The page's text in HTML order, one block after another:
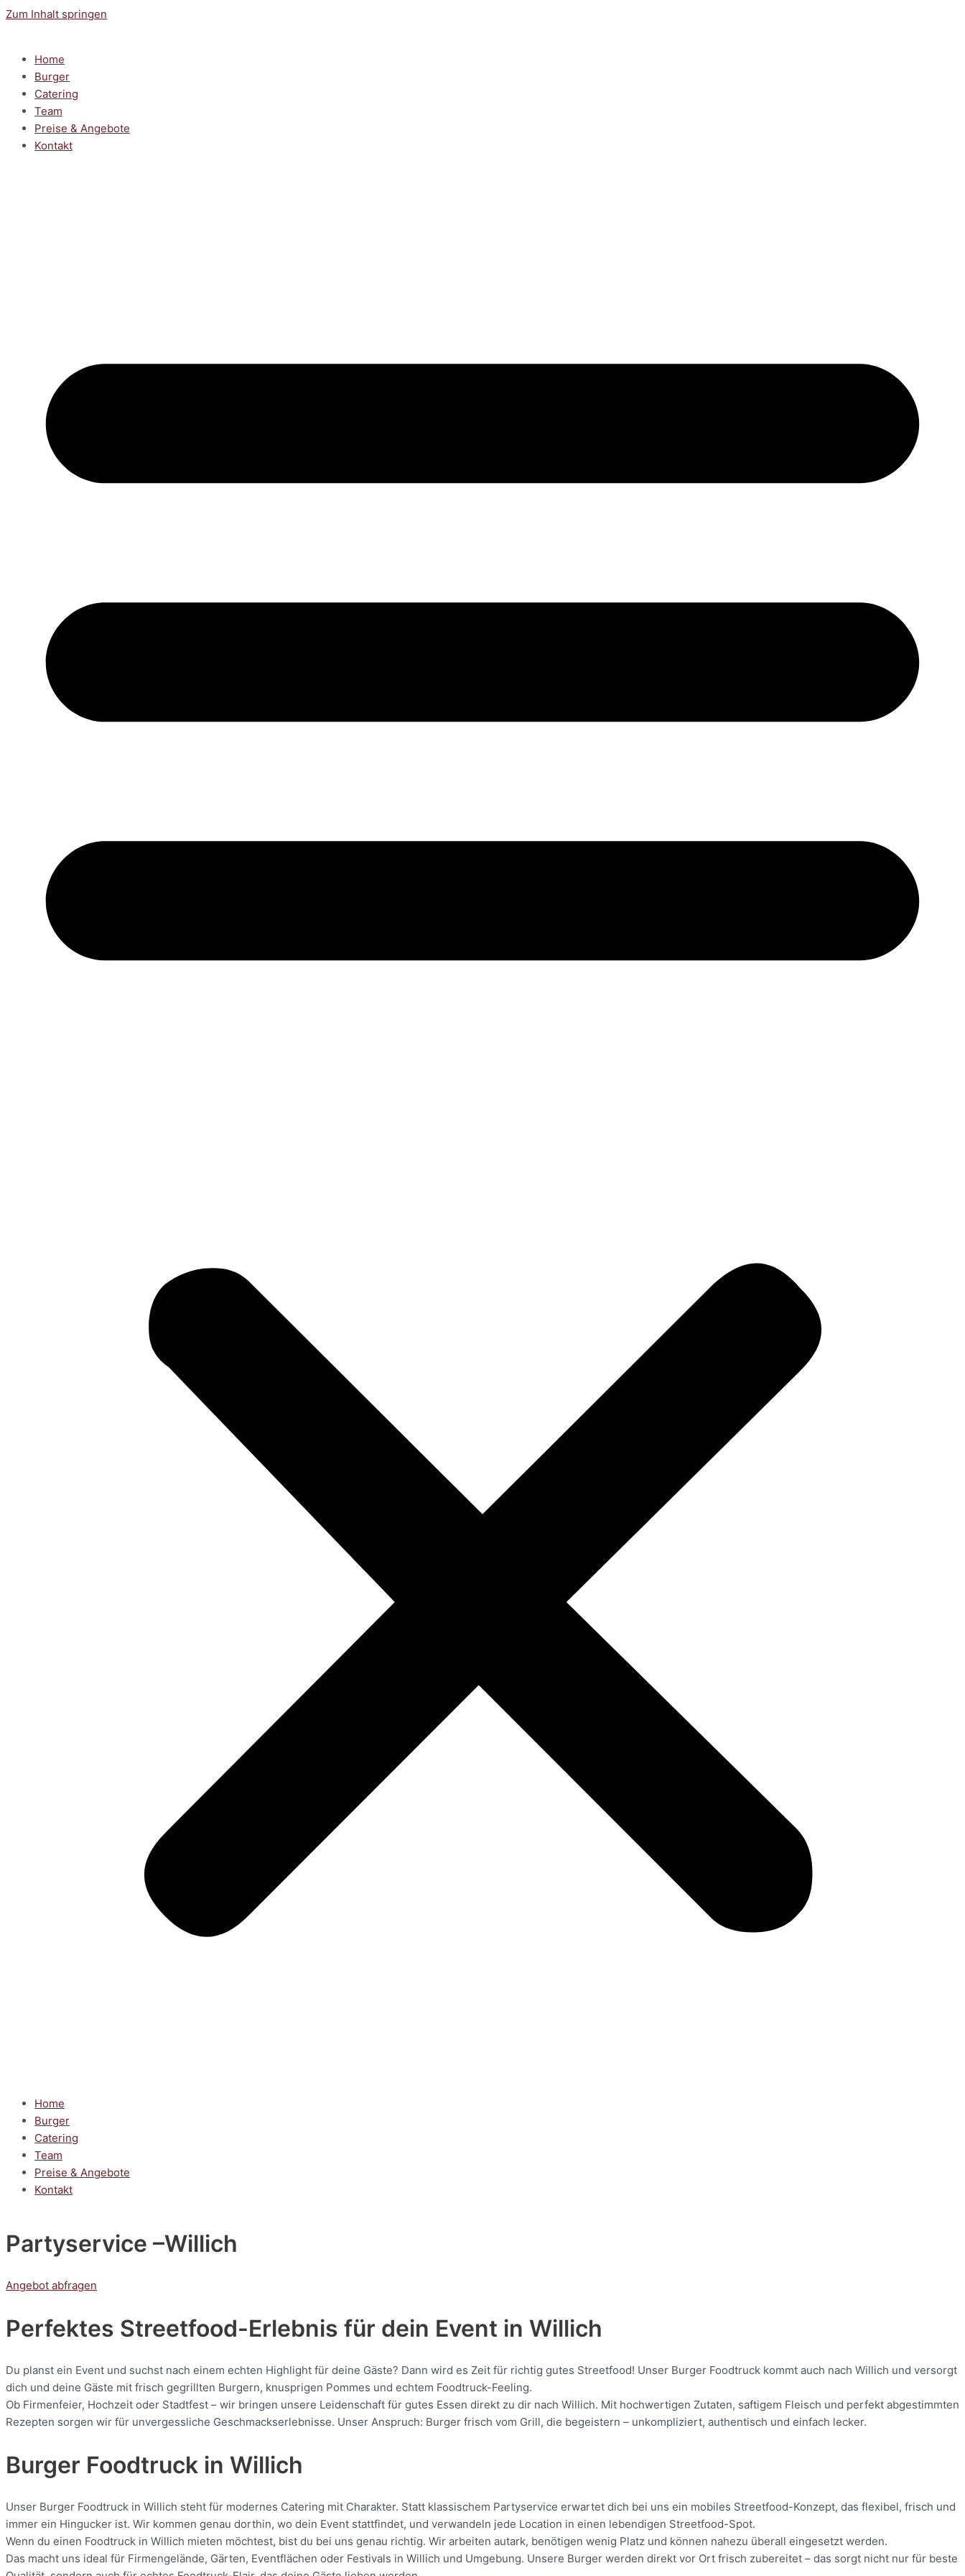
Zum Inhalt springen
Home
Burger
Catering
Team
Preise & Angebote
Kontakt
Home
Burger
Catering
Team
Preise & Angebote
Kontakt
Partyservice –Willich
Angebot abfragen
Perfektes Streetfood-Erlebnis für dein Event in Willich
Du planst ein Event und suchst nach einem echten Highlight für deine Gäste? Dann wird es Zeit für richtig gutes Streetfood! Unser Burger Foodtruck kommt auch nach Willich und versorgt
dich und deine Gäste mit frisch gegrillten Burgern, knusprigen Pommes und echtem Foodtruck-Feeling.
Ob Firmenfeier, Hochzeit oder Stadtfest – wir bringen unsere Leidenschaft für gutes Essen direkt zu dir nach Willich. Mit hochwertigen Zutaten, saftigem Fleisch und perfekt abgestimmten
Rezepten sorgen wir für unvergessliche Geschmackserlebnisse. Unser Anspruch: Burger frisch vom Grill, die begeistern – unkompliziert, authentisch und einfach lecker.
Burger Foodtruck in Willich
Unser Burger Foodtruck in Willich steht für modernes Catering mit Charakter. Statt klassischem Partyservice erwartet dich bei uns ein mobiles Streetfood-Konzept, das flexibel, frisch und
immer ein Hingucker ist. Wir kommen genau dorthin, wo dein Event stattfindet, und verwandeln jede Location in einen lebendigen Streetfood-Spot.
Wenn du einen Foodtruck in Willich mieten möchtest, bist du bei uns genau richtig. Wir arbeiten autark, benötigen wenig Platz und können nahezu überall eingesetzt werden.
Das macht uns ideal für Firmengelände, Gärten, Eventflächen oder Festivals in Willich und Umgebung. Unsere Burger werden direkt vor Ort frisch zubereitet – das sorgt nicht nur für beste